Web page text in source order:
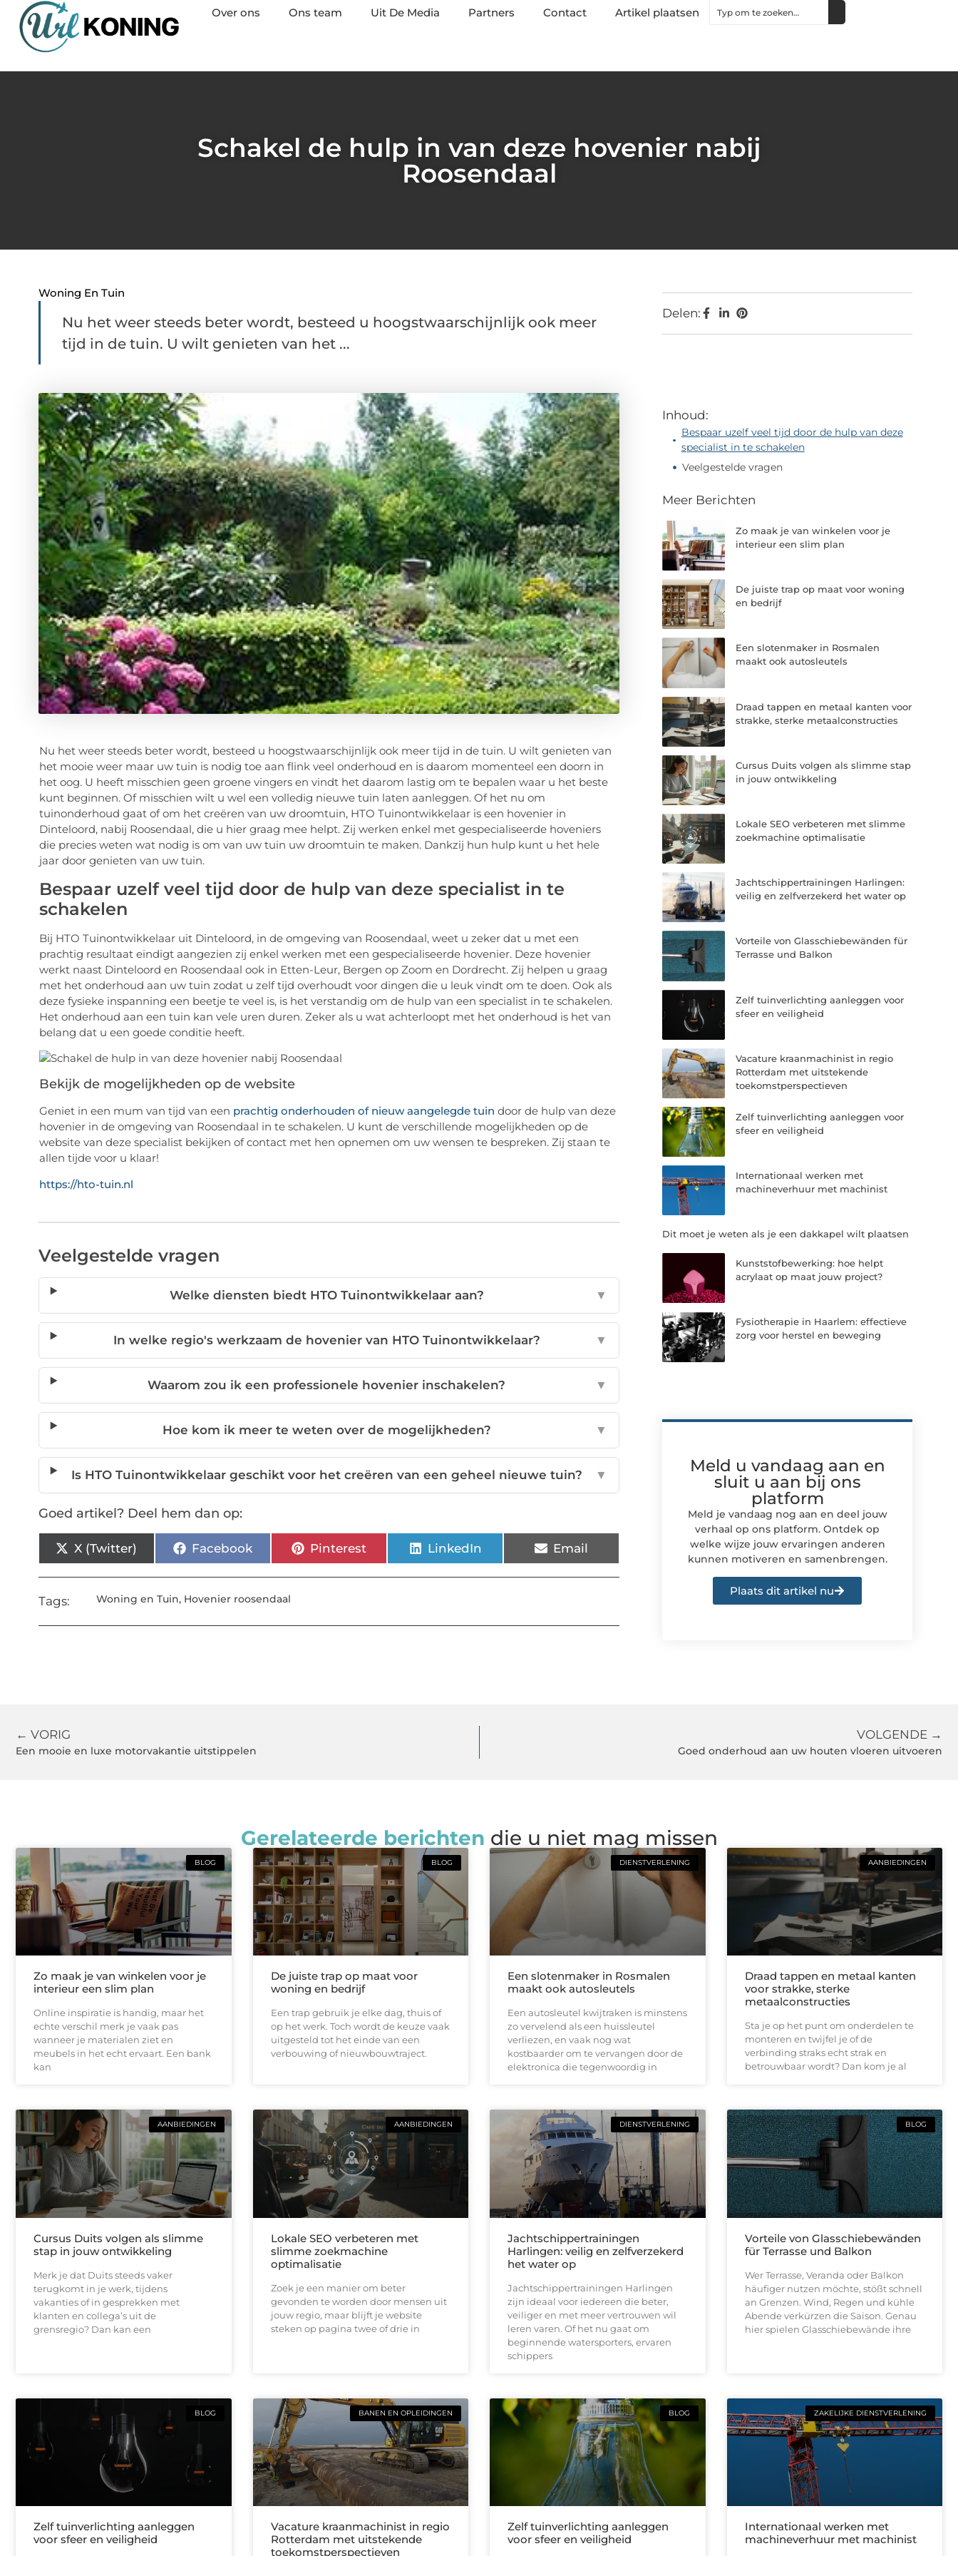
Over ons Ons team Uit De Media Partners Contact Artikel plaatsen
Schakel de hulp in van deze hovenier nabij
Roosendaal
Woning En Tuin
Nu het weer steeds beter wordt, besteed u hoogstwaarschijnlijk ook meer
tijd in de tuin. U wilt genieten van het ...
Nu het weer steeds beter wordt, besteed u hoogstwaarschijnlijk ook meer tijd in de tuin. U wilt genieten van
het mooie weer maar uw tuin is nodig toe aan flink veel onderhoud en is daarom momenteel een doorn in
het oog. U heeft misschien geen groene vingers en vindt het daarom lastig om te bepalen waar u het beste
kunt beginnen. Of misschien wilt u wel een volledig nieuwe tuin laten aanleggen. Of het nu om
tuinonderhoud gaat of om het creëren van uw droomtuin, HTO Tuinontwikkelaar is een hovenier in
Dinteloord, nabij Roosendaal, die u hier graag mee helpt. Zij werken enkel met gespecialiseerde hoveniers
die precies weten wat nodig is om van uw tuin uw droomtuin te maken. Dankzij hun hulp kunt u het hele
jaar door genieten van uw tuin.
Bespaar uzelf veel tijd door de hulp van deze specialist in te
schakelen
Bij HTO Tuinontwikkelaar uit Dinteloord, in de omgeving van Roosendaal, weet u zeker dat u met een
prachtig resultaat eindigt aangezien zij enkel werken met een gespecialiseerde hovenier. Deze hovenier
werkt naast Dinteloord en Roosendaal ook in Etten-Leur, Bergen op Zoom en Dordrecht. Zij helpen u graag
met het onderhoud aan uw tuin zodat u zelf tijd overhoudt voor dingen die u leuk vindt om te doen. Ook als
deze fysieke inspanning een beetje te veel is, is het verstandig om de hulp van een specialist in te schakelen.
Het onderhoud aan een tuin kan vele uren duren. Zeker als u wat achterloopt met het onderhoud is het van
belang dat u een goede conditie heeft.
Bekijk de mogelijkheden op de website
Geniet in een mum van tijd van een prachtig onderhouden of nieuw aangelegde tuin door de hulp van deze
hovenier in de omgeving van Roosendaal in te schakelen. U kunt de verschillende mogelijkheden op de
website van deze specialist bekijken of contact met hen opnemen om uw wensen te bespreken. Zij staan te
allen tijde voor u klaar!
https://hto-tuin.nl
Veelgestelde vragen
Welke diensten biedt HTO Tuinontwikkelaar aan? ▼
In welke regio's werkzaam de hovenier van HTO Tuinontwikkelaar? ▼
Waarom zou ik een professionele hovenier inschakelen? ▼
Hoe kom ik meer te weten over de mogelijkheden? ▼
Is HTO Tuinontwikkelaar geschikt voor het creëren van een geheel nieuwe tuin? ▼
Goed artikel? Deel hem dan op:
X (Twitter) Facebook Pinterest LinkedIn Email
Tags: Woning en Tuin, Hovenier roosendaal
Delen:
Inhoud:
Bespaar uzelf veel tijd door de hulp van deze
specialist in te schakelen
Veelgestelde vragen
Meer Berichten
Zo maak je van winkelen voor je
interieur een slim plan
De juiste trap op maat voor woning
en bedrijf
Een slotenmaker in Rosmalen
maakt ook autosleutels
Draad tappen en metaal kanten voor
strakke, sterke metaalconstructies
Cursus Duits volgen als slimme stap
in jouw ontwikkeling
Lokale SEO verbeteren met slimme
zoekmachine optimalisatie
Jachtschippertrainingen Harlingen:
veilig en zelfverzekerd het water op
Vorteile von Glasschiebewänden für
Terrasse und Balkon
Zelf tuinverlichting aanleggen voor
sfeer en veiligheid
Vacature kraanmachinist in regio
Rotterdam met uitstekende
toekomstperspectieven
Zelf tuinverlichting aanleggen voor
sfeer en veiligheid
Internationaal werken met
machineverhuur met machinist
Dit moet je weten als je een dakkapel wilt plaatsen
Kunststofbewerking: hoe helpt
acrylaat op maat jouw project?
Fysiotherapie in Haarlem: effectieve
zorg voor herstel en beweging
Meld u vandaag aan en
sluit u aan bij ons
platform
Meld je vandaag nog aan en deel jouw
verhaal op ons platform. Ontdek op
welke wijze jouw ervaringen anderen
kunnen motiveren en samenbrengen.
Plaats dit artikel nu
← VORIG
Een mooie en luxe motorvakantie uitstippelen
VOLGENDE →
Goed onderhoud aan uw houten vloeren uitvoeren
Gerelateerde berichten die u niet mag missen
BLOG
Zo maak je van winkelen voor je
interieur een slim plan
Online inspiratie is handig, maar het
echte verschil merk je vaak pas
wanneer je materialen ziet en
meubels in het echt ervaart. Een bank
kan
BLOG
De juiste trap op maat voor
woning en bedrijf
Een trap gebruik je elke dag, thuis of
op het werk. Toch wordt de keuze vaak
uitgesteld tot het einde van een
verbouwing of nieuwbouwtraject.
DIENSTVERLENING
Een slotenmaker in Rosmalen
maakt ook autosleutels
Een autosleutel kwijtraken is minstens
zo vervelend als een huissleutel
verliezen, en vaak nog wat
kostbaarder om te vervangen door de
elektronica die tegenwoordig in
AANBIEDINGEN
Draad tappen en metaal kanten
voor strakke, sterke
metaalconstructies
Sta je op het punt om onderdelen te
monteren en twijfel je of de
verbinding straks echt strak en
betrouwbaar wordt? Dan kom je al
AANBIEDINGEN
Cursus Duits volgen als slimme
stap in jouw ontwikkeling
Merk je dat Duits steeds vaker
terugkomt in je werk, tijdens
vakanties of in gesprekken met
klanten en collega’s uit de
grensregio? Dan kan een
AANBIEDINGEN
Lokale SEO verbeteren met
slimme zoekmachine
optimalisatie
Zoek je een manier om beter
gevonden te worden door mensen uit
jouw regio, maar blijft je website
steken op pagina twee of drie in
DIENSTVERLENING
Jachtschippertrainingen
Harlingen: veilig en zelfverzekerd
het water op
Jachtschippertrainingen Harlingen
zijn ideaal voor iedereen die beter,
veiliger en met meer vertrouwen wil
leren varen. Of het nu gaat om
beginnende watersporters, ervaren
schippers
BLOG
Vorteile von Glasschiebewänden
für Terrasse und Balkon
Wer Terrasse, Veranda oder Balkon
häufiger nutzen möchte, stößt schnell
an Grenzen. Wind, Regen und kühle
Abende verkürzen die Saison. Genau
hier spielen Glasschiebewände ihre
BLOG
Zelf tuinverlichting aanleggen
voor sfeer en veiligheid
BANEN EN OPLEIDINGEN
Vacature kraanmachinist in regio
Rotterdam met uitstekende
toekomstperspectieven
BLOG
Zelf tuinverlichting aanleggen
voor sfeer en veiligheid
ZAKELIJKE DIENSTVERLENING
Internationaal werken met
machineverhuur met machinist